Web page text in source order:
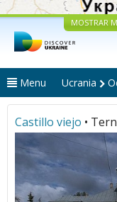
MOSTRAR
Menu Ucrania
Castillo viejo •